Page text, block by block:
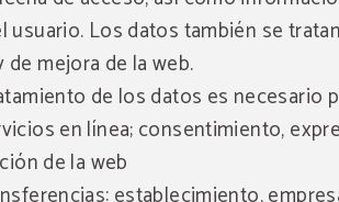
usuario. Los datos también se
mejora de la web.
de los datos es necesario
en línea; consentimiento,
de la web